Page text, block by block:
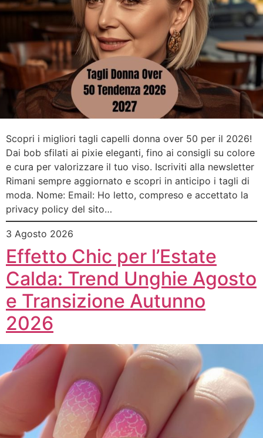
Scopri i migliori tagli capelli donna over 50 per il 2026!
Dai bob sfilati ai pixie eleganti, fino ai consigli su colore
e cura per valorizzare il tuo viso. Iscriviti alla newsletter
Rimani sempre aggiornato e scopri in anticipo i tagli di
moda. Nome: Email: Ho letto, compreso e accettato la
privacy policy del sito…
3 Agosto 2026
Effetto Chic per l’Estate
Calda: Trend Unghie Agosto
e Transizione Autunno
2026